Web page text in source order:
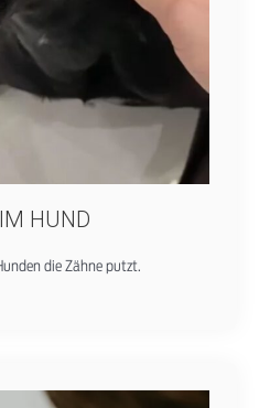
HUND
die Zähne putzt.